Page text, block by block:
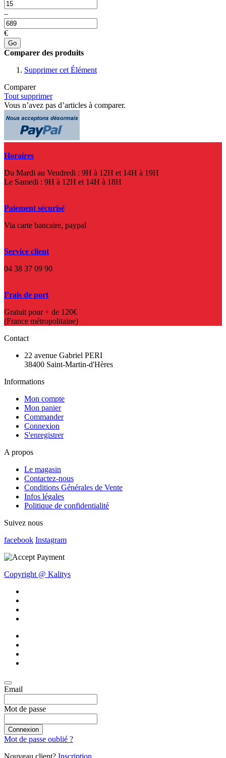
–
€
Go
Comparer des produits
Supprimer cet Élément
Comparer
Tout supprimer
Vous n’avez pas d’articles à comparer.
Horaires
Du Mardi au Vendredi : 9H à 12H et 14H à 19H
Le Samedi : 9H à 12H et 14H à 18H
Paiement sécurisé
Via carte bancaire, paypal
Service client
04 38 37 09 90
Frais de port
Gratuit pour + de 120€
(France métropolitaine)
Contact
22 avenue Gabriel PERI
38400 Saint-Martin-d'Hères
Informations
Mon compte
Mon panier
Commander
Connexion
S'enregistrer
A propos
Le magasin
Contactez-nous
Conditions Générales de Vente
Infos légales
Politique de confidentialité
Suivez nous
facebook Instagram
Copyright @ Kalitys
Email
Mot de passe
Connexion
Mot de passe oublié ?
Nouveau client? Inscription